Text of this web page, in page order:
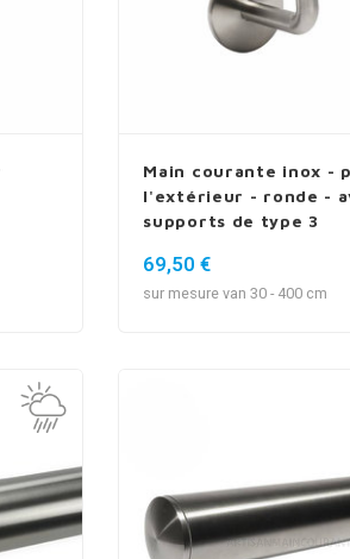
Main courante inox -
l'extérieur - ronde -
supports de type 3
69,50 €
sur mesure van 30 - 400 cm